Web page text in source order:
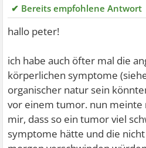
-Muskelverspannungen (Die
-Kribbelgefühl, "als ob Ameisen
-Herzschmerzen, Herzklopfen,
-Magenbeschwerden
-Durchfall
-Harndrang
-Unterleibsbeschwerden der
-Funktionelles
✔ Bereits empfohlene Antwort
hallo peter!
ich habe auch öfter mal die
körperlichen symptome
organischer natur sein
vor einem tumor. nun
mir, dass so ein tumor viel
symptome hätte und die